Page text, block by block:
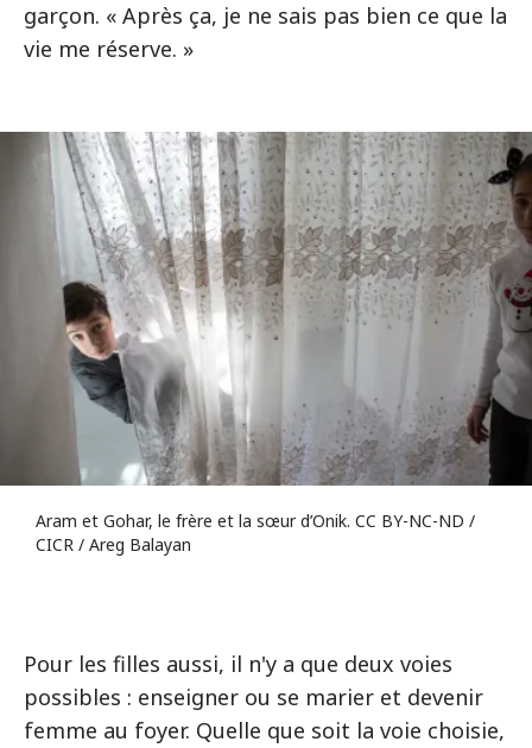
garçon. « Après ça, je ne sais pas bien ce que la
vie me réserve. »
Aram et Gohar, le frère et la sœur d’Onik. CC BY-NC-ND /
CICR / Areg Balayan
Pour les filles aussi, il n'y a que deux voies
possibles : enseigner ou se marier et devenir
femme au foyer. Quelle que soit la voie choisie,